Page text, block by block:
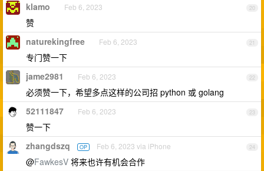
20
klamo Feb 6, 2023
赞
21
naturekingfree Feb 6, 2023
专门赞一下
22
jame2981 Feb 6, 2023
必须赞一下，希望多点这样的公司招 python 或 golang
23
52111847 Feb 6, 2023
赞一下
24
zhangdszq OP Feb 6, 2023 via iPhone
@FawkesV 将来也许有机会合作